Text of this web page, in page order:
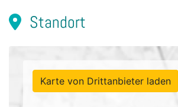
Standort
Karte von Drittanbieter laden